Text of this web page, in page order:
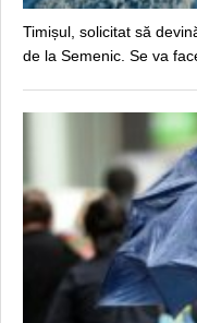
Timișul, solicitat să
de la Semenic. Se va